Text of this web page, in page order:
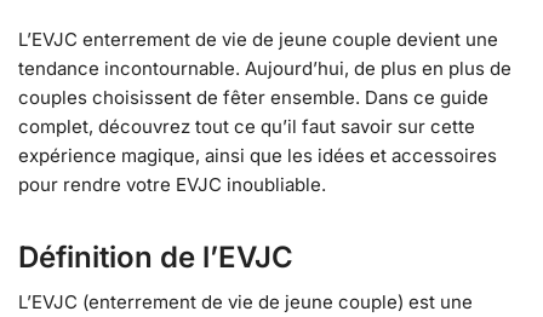
L’EVJC enterrement de vie de jeune couple devient une
tendance incontournable. Aujourd’hui, de plus en plus de
couples choisissent de fêter ensemble. Dans ce guide
complet, découvrez tout ce qu’il faut savoir sur cette
expérience magique, ainsi que les idées et accessoires
pour rendre votre EVJC inoubliable.
Définition de l’EVJC
L’EVJC (enterrement de vie de jeune couple) est une